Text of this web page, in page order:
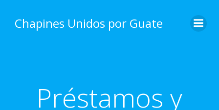
content
Chapines Unidos por Guate
Préstamos y